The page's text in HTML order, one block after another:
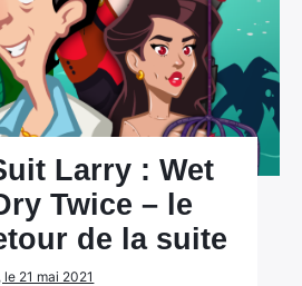
Larry : Wet
Twice – le
de la suite
21 mai 2021